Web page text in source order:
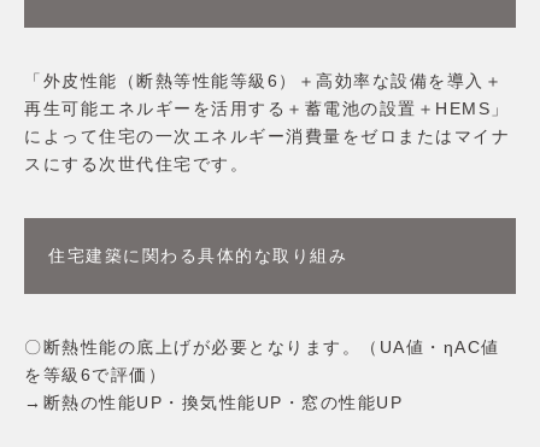
「外皮性能（断熱等性能等級6）＋高効率な設備を導入＋
再生可能エネルギーを活用する＋蓄電池の設置＋HEMS」
によって住宅の一次エネルギー消費量をゼロまたはマイナ
スにする次世代住宅です。
住宅建築に関わる具体的な取り組み
〇断熱性能の底上げが必要となります。（UA値・ηAC値
を等級6で評価）
→断熱の性能UP・換気性能UP・窓の性能UP